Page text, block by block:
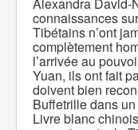
connaissances
Tibétains n’ont
complètement
l’arrivée au
Yuan, ils ont fait
doivent bien
Buffetrille dans
Livre blanc